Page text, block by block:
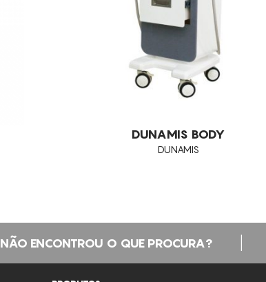
DUNAMIS BODY
DUNAMIS
NÃO ENCONTROU O QUE PROCURA?